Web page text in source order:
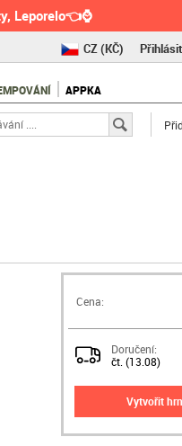
Leporelo👈⌚
CZ(KČ)
RO(RON)
APPKA
Cena:
Doručení:
čt. (13.08)
vytvořit